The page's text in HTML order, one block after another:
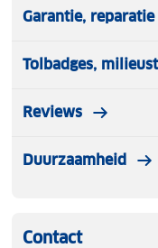
Garantie,
Tolbadges,
Reviews
Duurzaamheid
Contact